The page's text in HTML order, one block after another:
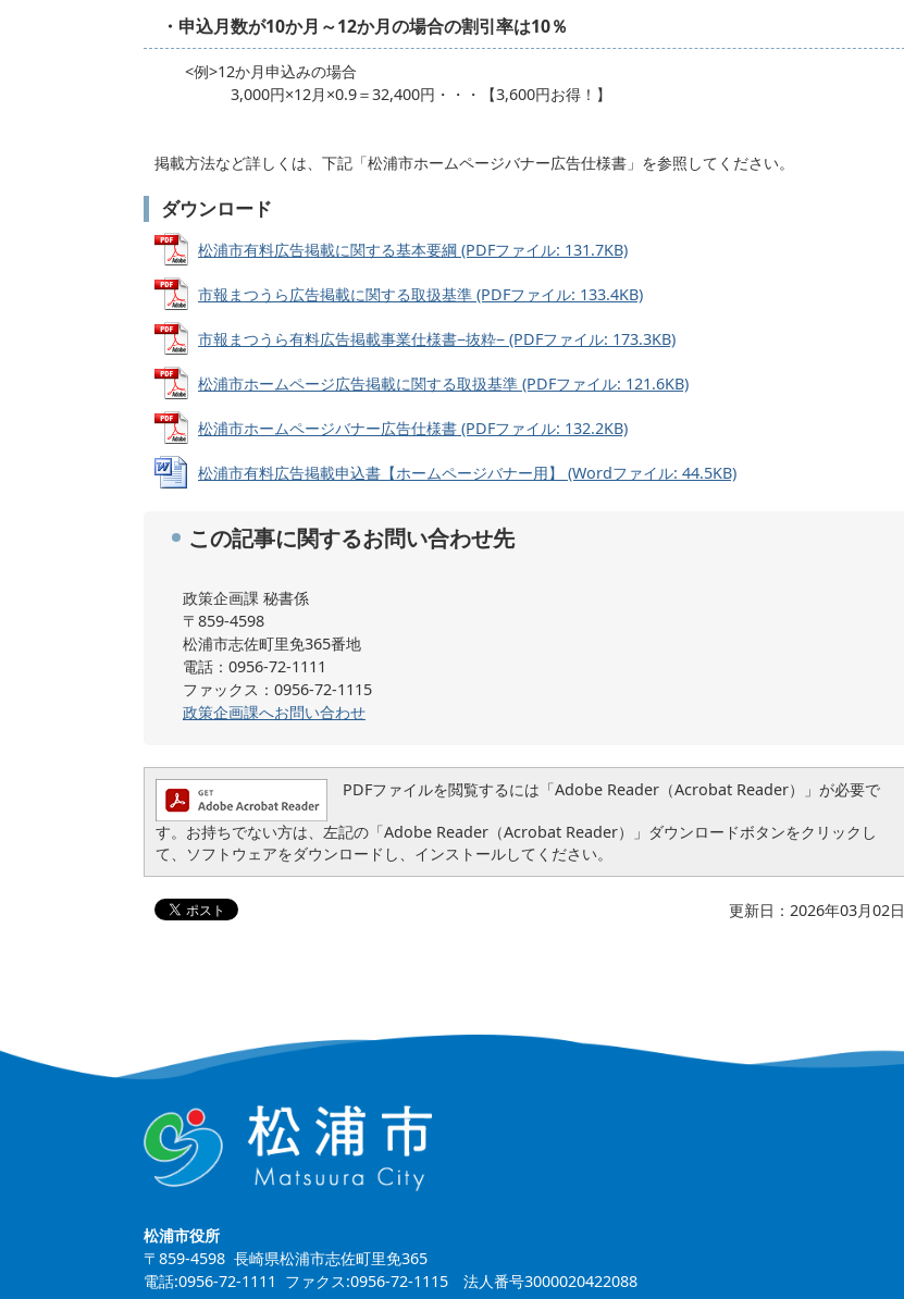
・申込月数が10か月～12か月の場合の割引率は10％
<例>12か月申込みの場合
3,000円×12月×0.9＝32,400円・・・【3,600円お得！】
掲載方法など詳しくは、下記「松浦市ホームページバナー広告仕様書」を参照してください。
ダウンロード
松浦市有料広告掲載に関する基本要綱 (PDFファイル: 131.7KB)
市報まつうら広告掲載に関する取扱基準 (PDFファイル: 133.4KB)
市報まつうら有料広告掲載事業仕様書−抜粋− (PDFファイル: 173.3KB)
松浦市ホームページ広告掲載に関する取扱基準 (PDFファイル: 121.6KB)
松浦市ホームページバナー広告仕様書 (PDFファイル: 132.2KB)
松浦市有料広告掲載申込書【ホームページバナー用】 (Wordファイル: 44.5KB)
この記事に関するお問い合わせ先
政策企画課 秘書係
〒859-4598
松浦市志佐町里免365番地
電話：0956-72-1111
ファックス：0956-72-1115
政策企画課へお問い合わせ
PDFファイルを閲覧するには「Adobe Reader（Acrobat Reader）」が必要で
す。お持ちでない方は、左記の「Adobe Reader（Acrobat Reader）」ダウンロードボタンをクリックし
て、ソフトウェアをダウンロードし、インストールしてください。
更新日：2026年03月02日
松浦市役所
〒859-4598 長崎県松浦市志佐町里免365
電話:0956-72-1111 ファクス:0956-72-1115 法人番号3000020422088